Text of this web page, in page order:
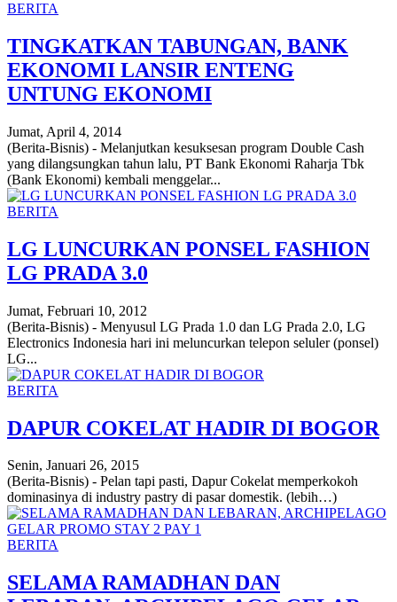
BERITA
TINGKATKAN TABUNGAN, BANK
EKONOMI LANSIR ENTENG
UNTUNG EKONOMI
Jumat, April 4, 2014
(Berita-Bisnis) - Melanjutkan kesuksesan program Double Cash
yang dilangsungkan tahun lalu, PT Bank Ekonomi Raharja Tbk
(Bank Ekonomi) kembali menggelar...
BERITA
LG LUNCURKAN PONSEL FASHION
LG PRADA 3.0
Jumat, Februari 10, 2012
(Berita-Bisnis) - Menyusul LG Prada 1.0 dan LG Prada 2.0, LG
Electronics Indonesia hari ini meluncurkan telepon seluler (ponsel)
LG...
BERITA
DAPUR COKELAT HADIR DI BOGOR
Senin, Januari 26, 2015
(Berita-Bisnis) - Pelan tapi pasti, Dapur Cokelat memperkokoh
dominasinya di industry pastry di pasar domestik. (lebih…)
BERITA
SELAMA RAMADHAN DAN